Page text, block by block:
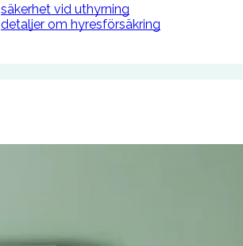
säkerhet vid uthyrning
detaljer om hyresförsäkring